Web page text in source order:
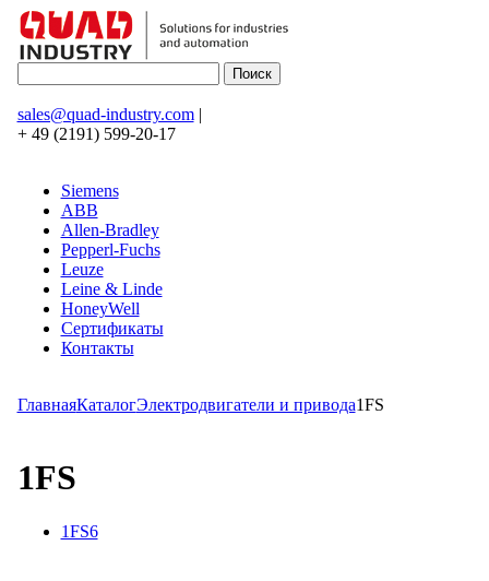
sales@quad-industry.com|
+ 49 (2191) 599-20-17
Siemens
ABB
Allen-Bradley
Pepperl-Fuchs
Leuze
Leine & Linde
HoneyWell
Сертификаты
Контакты
ГлавнаяКаталогЭлектродвигатели и привода1FS
1FS
1FS6